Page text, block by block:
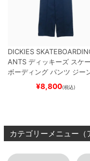
DICKIES
ANTS ディッキーズ スケ
ボーディング パンツ ジー
SLIM FIT 30 LENGTH
スケートボード スケ
¥8,800(税込)
カテゴリーメニュー（